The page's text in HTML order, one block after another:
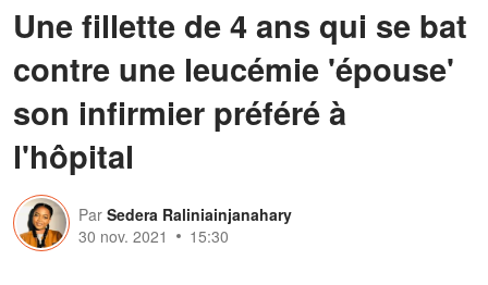
Une fillette de 4 ans qui se bat
contre une leucémie 'épouse'
son infirmier préféré à
l'hôpital
Par Sedera Raliniainjanahary
30 nov. 2021
15:30